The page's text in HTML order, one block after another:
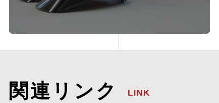
関連リンク LINK